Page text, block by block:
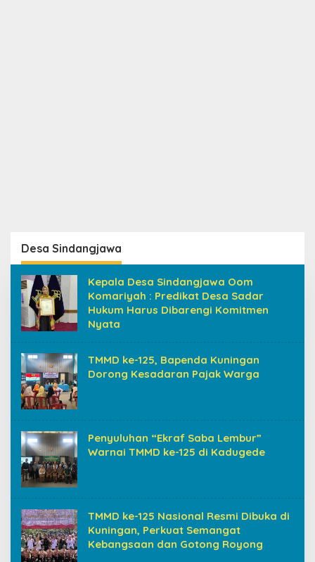
Desa Sindangjawa
Kepala Desa Sindangjawa Oom
Komariyah : Predikat Desa Sadar
Hukum Harus Dibarengi Komitmen
Nyata
TMMD ke-125, Bapenda Kuningan
Dorong Kesadaran Pajak Warga
Penyuluhan “Ekraf Saba Lembur”
Warnai TMMD ke-125 di Kadugede
TMMD ke-125 Nasional Resmi Dibuka di
Kuningan, Perkuat Semangat
Kebangsaan dan Gotong Royong